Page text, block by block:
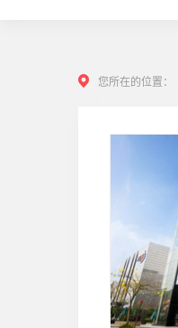
您所在的位置：